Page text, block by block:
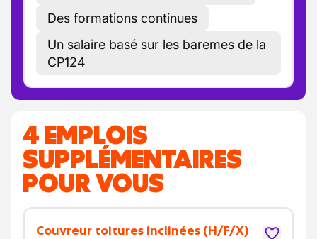
Des formations continues
Un salaire basé sur les baremes de la
CP124
4 EMPLOIS
SUPPLÉMENTAIRES
POUR VOUS
Couvreur toitures inclinées (H/F/X)